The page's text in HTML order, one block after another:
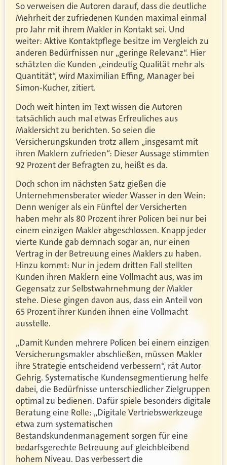
So verweisen die Autoren darauf, dass die deutliche
Mehrheit der zufriedenen Kunden maximal einmal
pro Jahr mit ihrem Makler in Kontakt sei. Und
weiter: Aktive Kontaktpflege besitze im Vergleich zu
anderen Bedürfnissen nur „geringe Relevanz“. Hier
schätzten die Kunden „eindeutig Qualität mehr als
Quantität“, wird Maximilian Effing, Manager bei
Simon-Kucher, zitiert.
Doch weit hinten im Text wissen die Autoren
tatsächlich auch mal etwas Erfreuliches aus
Maklersicht zu berichten. So seien die
Versicherungskunden trotz allem „insgesamt mit
ihren Maklern zufrieden“: Dieser Aussage stimmten
92 Prozent der Befragten zu, heißt es da.
Doch schon im nächsten Satz gießen die
Unternehmensberater wieder Wasser in den Wein:
Denn weniger als ein Fünftel der Versicherten
haben mehr als 80 Prozent ihrer Policen bei nur bei
einem einzigen Makler abgeschlossen. Knapp jeder
vierte Kunde gab demnach sogar an, nur einen
Vertrag in der Betreuung eines Maklers zu haben.
Hinzu kommt: Nur in jedem dritten Fall stellten
Kunden ihren Maklern eine Vollmacht aus, was im
Gegensatz zur Selbstwahrnehmung der Makler
stehe. Diese gingen davon aus, dass ein Anteil von
65 Prozent ihrer Kunden ihnen eine Vollmacht
ausstelle.
„Damit Kunden mehrere Policen bei einem einzigen
Versicherungsmakler abschließen, müssen Makler
ihre Strategie entscheidend verbessern“, rät Autor
Gehrig. Systematische Kundensegmentierung helfe
dabei, die Bedürfnisse unterschiedlicher Zielgruppen
optimal zu bedienen. Dafür spiele besonders digitale
Beratung eine Rolle: „Digitale Vertriebswerkzeuge
etwa zum systematischen
Bestandskundenmanagement sorgen für eine
bedarfsgerechte Betreuung auf gleichbleibend
hohem Niveau. Das verbessert die